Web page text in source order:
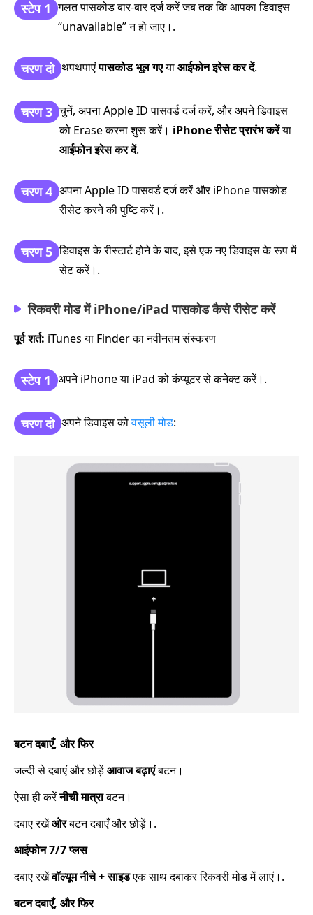
स्टेप 1 गलत पासकोड बार‑बार दर्ज करें जब तक कि आपका डिवाइस
“unavailable” न हो जाए।.
चरण दो थपथपाएंपासकोड भूल गएयाआईफोन इरेस कर दें.
चरण 3 चुनें, अपना Apple ID पासवर्ड दर्ज करें, और अपने डिवाइस
को Erase करना शुरू करें। iPhone रीसेट प्रारंभ करेंया
आईफोन इरेस कर दें.
चरण 4 अपना Apple ID पासवर्ड दर्ज करें और iPhone पासकोड
रीसेट करने की पुष्टि करें।.
चरण 5 डिवाइस के रीस्टार्ट होने के बाद, इसे एक नए डिवाइस के रूप में
सेट करें।.
रिकवरी मोड में iPhone/iPad पासकोड कैसे रीसेट करें
पूर्व शर्त: iTunes या Finder का नवीनतम संस्करण
स्टेप 1 अपने iPhone या iPad को कंप्यूटर से कनेक्ट करें।.
चरण दो अपने डिवाइस कोवसूली मोड:
बटन दबाएँ, और फिर
जल्दी से दबाएं और छोड़ेंआवाज बढ़ाएंबटन।
ऐसा ही करेंनीची मात्राबटन।
दबाए रखेंओरबटन दबाएँ और छोड़ें।.
आईफोन 7/7 प्लस
दबाए रखेंवॉल्यूम नीचे + साइडएक साथ दबाकर रिकवरी मोड में लाएं।.
बटन दबाएँ, और फिर